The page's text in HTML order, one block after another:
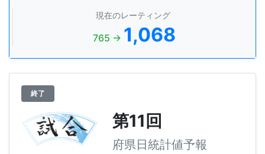
現在のレーティング
765 → 1,068
終了
第11回
府県日統計値予報